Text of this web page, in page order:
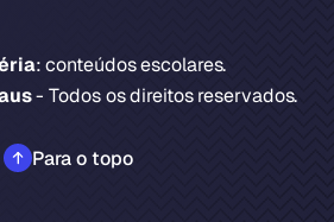
: conteúdos escolares.
- Todos os direitos reservados.
Para o topo